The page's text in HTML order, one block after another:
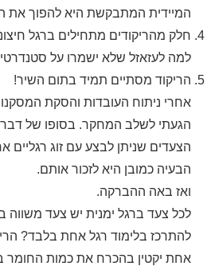
המיידית המתבקשת היא להפוך את
חלק מהריקודים מתחילים ברגל
למה לעזאזל שלא ישמרו על
הריקוד מסתיים תמיד בתום השיר!
אחרי ניתוח העובדות והסקת
הגעתי לשלב המחקר. בסופו של דבר
הצעדים שניתן לבצע עם זוג רגליים
הבעיה כמובן היא לזכור אותם.
ואז באה ההברקה.
לכל צעד ברגל ימנית יש צעד
להתרכז בלימוד רגל אחת בלבד?
אחת יקטין בהכרח את כמות החומר ב